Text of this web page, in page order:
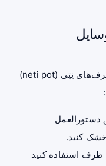
اگر از دستگاه‌های اسپری قابل شارژ یا ظرف‌های نِتِی (neti pot)
دستورالعمل
کنید.
ظرف استفاده کنید